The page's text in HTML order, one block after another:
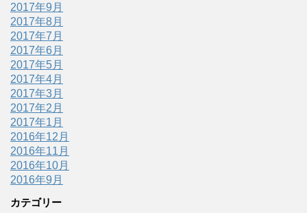
2017年9月
2017年8月
2017年7月
2017年6月
2017年5月
2017年4月
2017年3月
2017年2月
2017年1月
2016年12月
2016年11月
2016年10月
2016年9月
カテゴリー